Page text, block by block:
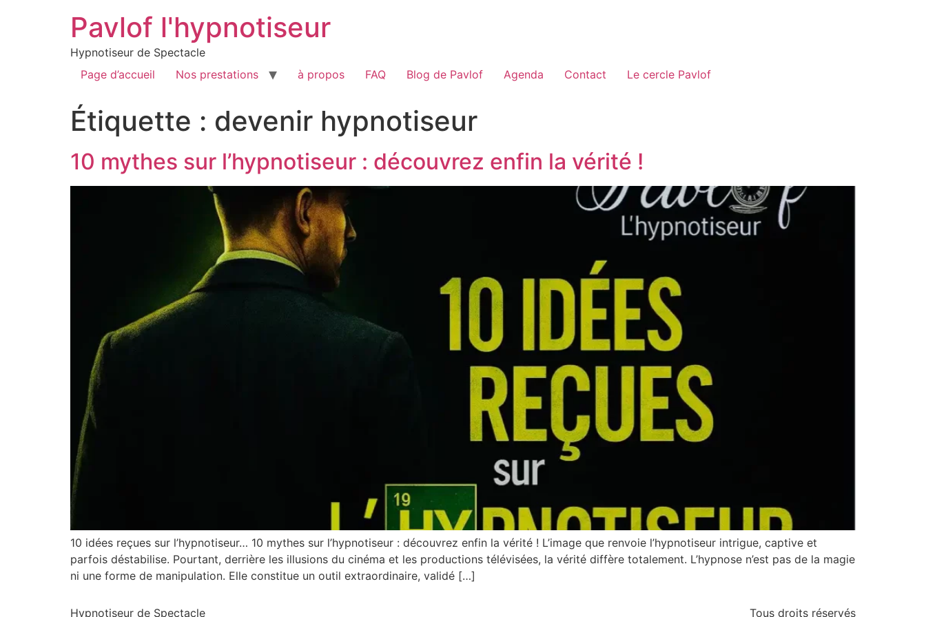
Pavlof l'hypnotiseur
Hypnotiseur de Spectacle
Page d’accueil
Nos prestations à propos FAQ Blog de Pavlof Agenda Contact Le cercle Pavlof
Étiquette : devenir hypnotiseur
10 mythes sur l’hypnotiseur : découvrez enfin la vérité !
10 idées reçues sur l’hypnotiseur… 10 mythes sur l’hypnotiseur : découvrez enfin la vérité ! L’image que renvoie l’hypnotiseur intrigue, captive et
parfois déstabilise. Pourtant, derrière les illusions du cinéma et les productions télévisées, la vérité diffère totalement. L’hypnose n’est pas de la magie
ni une forme de manipulation. Elle constitue un outil extraordinaire, validé […]
Hypnotiseur de Spectacle Tous droits réservés